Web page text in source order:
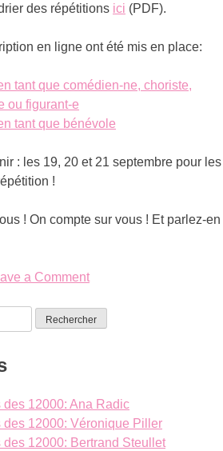
des répétitions ici (PDF).
en ligne ont été mis en place:
tant que comédien-ne, choriste,
ou figurant-e
tant que bénévole
: les 19, 20 et 21 septembre pour les
!
! On compte sur vous ! Et parlez-en
a Comment
des 12000: Ana Radic
des 12000: Véronique Piller
des 12000: Bertrand Steullet